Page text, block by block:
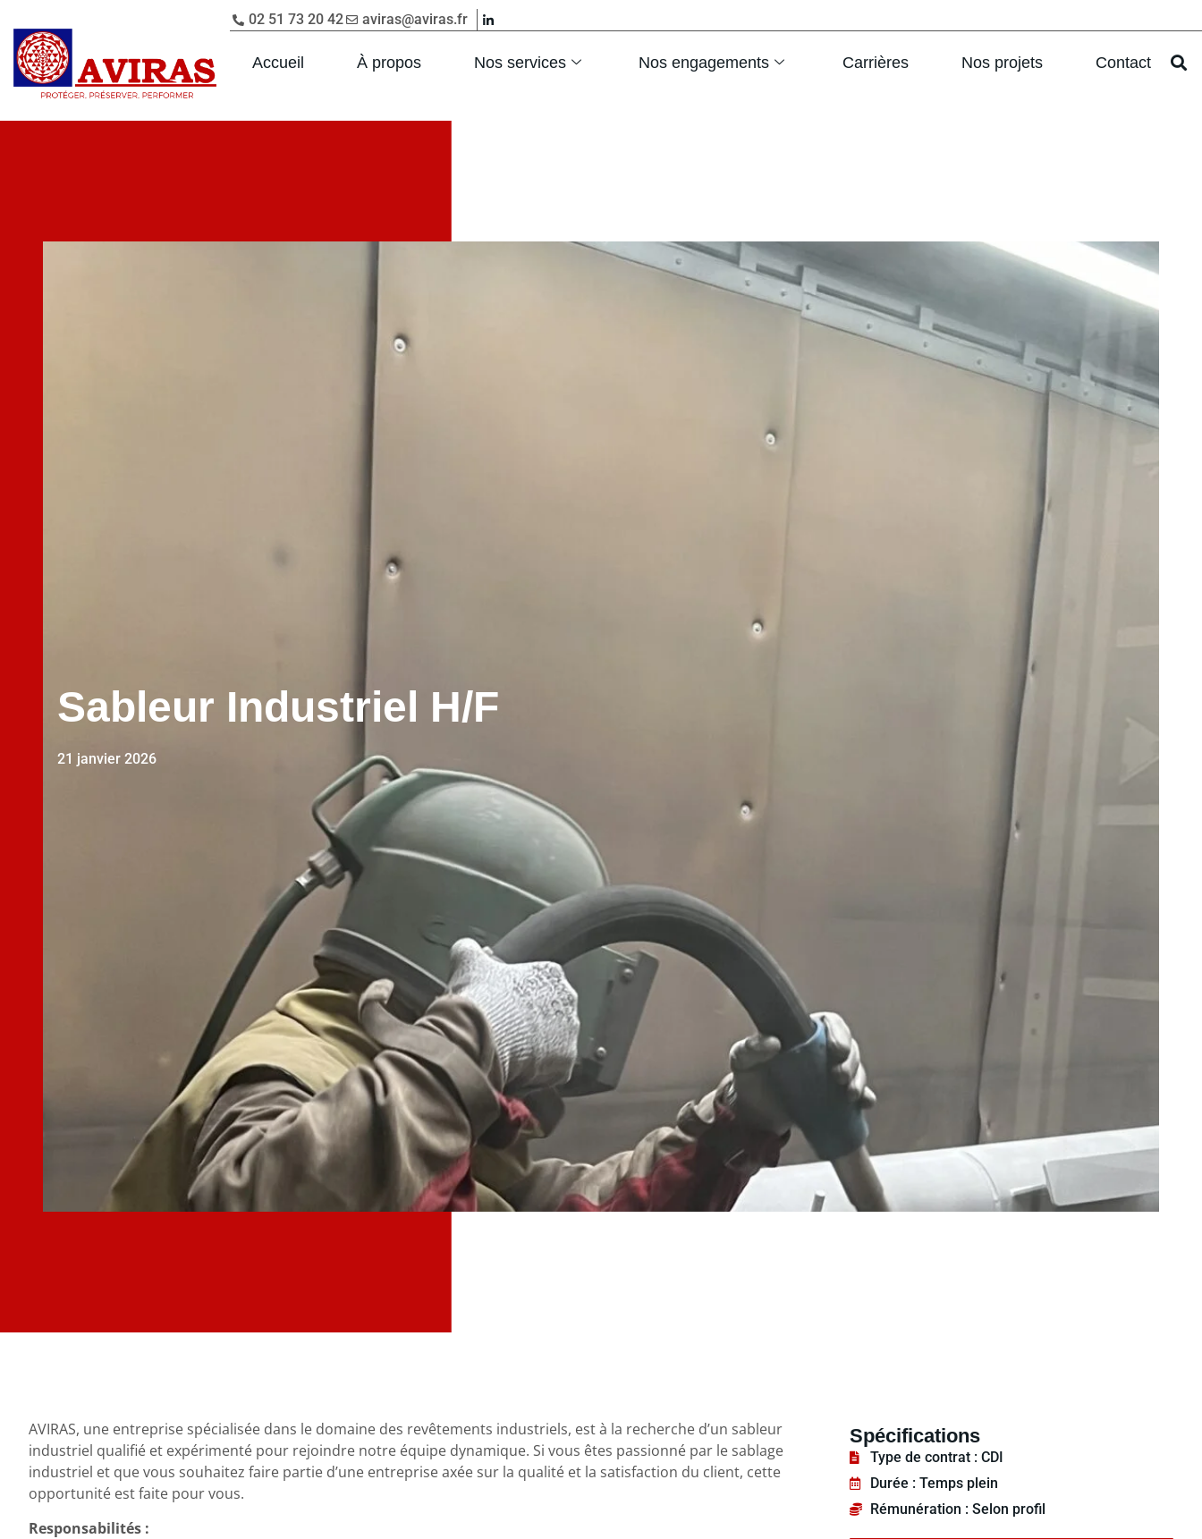
02 51 73 20 42 aviras@aviras.fr
Accueil À propos Nos services Nos engagements Carrières Nos projets Contact
Sableur Industriel H/F
21 janvier 2026
AVIRAS, une entreprise spécialisée dans le domaine des revêtements industriels, est à la recherche d’un sableur
industriel qualifié et expérimenté pour rejoindre notre équipe dynamique. Si vous êtes passionné par le sablage
industriel et que vous souhaitez faire partie d’une entreprise axée sur la qualité et la satisfaction du client, cette
opportunité est faite pour vous.
Responsabilités :
Spécifications
Type de contrat : CDI
Durée : Temps plein
Rémunération : Selon profil